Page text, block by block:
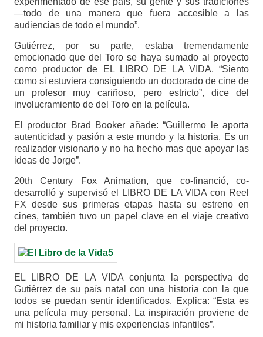
—todo de una manera que fuera accesible a las
audiencias de todo el mundo”.
Gutiérrez, por su parte, estaba tremendamente
emocionado que del Toro se haya sumado al proyecto
como productor de EL LIBRO DE LA VIDA. “Siento
como si estuviera consiguiendo un doctorado de cine de
un profesor muy cariñoso, pero estricto”, dice del
involucramiento de del Toro en la película.
El productor Brad Booker añade: “Guillermo le aporta
autenticidad y pasión a este mundo y la historia. Es un
realizador visionario y no ha hecho mas que apoyar las
ideas de Jorge”.
20th Century Fox Animation, que co-financió, co-
desarrolló y supervisó el LIBRO DE LA VIDA con Reel
FX desde sus primeras etapas hasta su estreno en
cines, también tuvo un papel clave en el viaje creativo
del proyecto.
EL LIBRO DE LA VIDA conjunta la perspectiva de
Gutiérrez de su país natal con una historia con la que
todos se puedan sentir identificados. Explica: “Esta es
una película muy personal. La inspiración proviene de
mi historia familiar y mis experiencias infantiles”.